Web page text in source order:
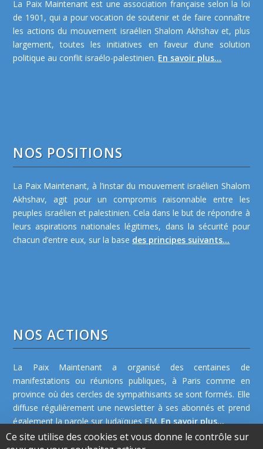
La Paix Maintenant est une association française selon la loi
de 1901, qui a pour vocation de soutenir et de faire connaître
les actions du mouvement israélien Shalom Akhshav et, plus
largement, toutes les initiatives en faveur d’une solution
politique au conflit israélo-palestinien. En savoir plus...
NOS POSITIONS
La Paix Maintenant, à l’instar du mouvement israélien Shalom
Akhshav, agit pour un compromis raisonnable entre les
peuples israélien et palestinien. Cela dans le but de répondre à
leurs aspirations nationales légitimes, dans la sécurité pour
chacun d’entre eux, sur la base des principes suivants...
NOS ACTIONS
La Paix Maintenant a organisé des centaines de
manifestations ou réunions publiques, à Paris comme en
province où des cercles de sympathisants se sont formés. Elle
diffuse régulièrement une newsletter à ses abonnés et prend
également la parole sur Judaïques FM. En savoir plus...
Ce site utilise des cookies et vous donne le contrôle sur